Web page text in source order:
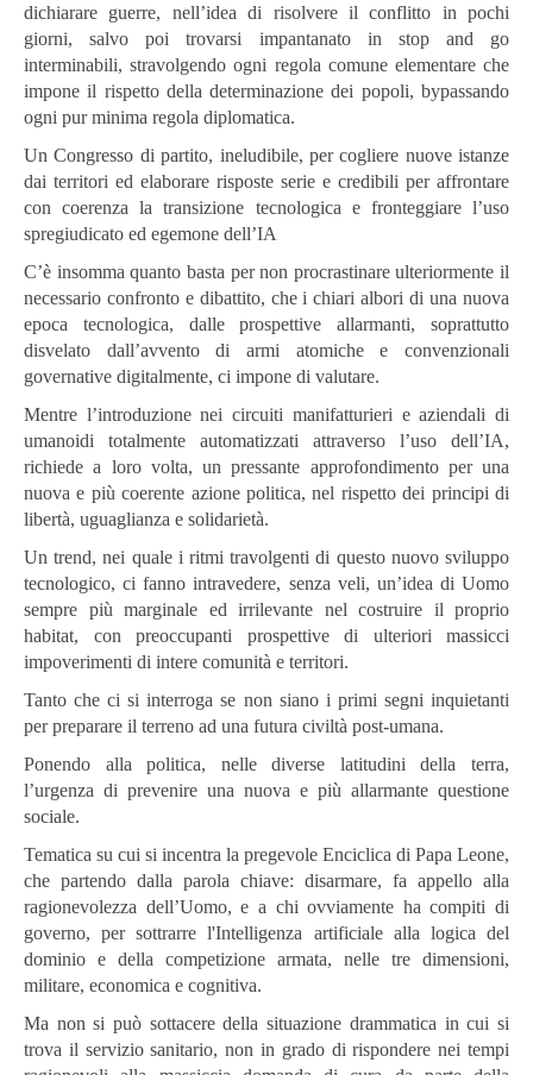
dichiarare guerre, nell’idea di risolvere il conflitto in pochi
giorni, salvo poi trovarsi impantanato in stop and go
interminabili, stravolgendo ogni regola comune elementare che
impone il rispetto della determinazione dei popoli, bypassando
ogni pur minima regola diplomatica.
Un Congresso di partito, ineludibile, per cogliere nuove istanze
dai territori ed elaborare risposte serie e credibili per affrontare
con coerenza la transizione tecnologica e fronteggiare l’uso
spregiudicato ed egemone dell’IA
C’è insomma quanto basta per non procrastinare ulteriormente il
necessario confronto e dibattito, che i chiari albori di una nuova
epoca tecnologica, dalle prospettive allarmanti, soprattutto
disvelato dall’avvento di armi atomiche e convenzionali
governative digitalmente, ci impone di valutare.
Mentre l’introduzione nei circuiti manifatturieri e aziendali di
umanoidi totalmente automatizzati attraverso l’uso dell’IA,
richiede a loro volta, un pressante approfondimento per una
nuova e più coerente azione politica, nel rispetto dei principi di
libertà, uguaglianza e solidarietà.
Un trend, nei quale i ritmi travolgenti di questo nuovo sviluppo
tecnologico, ci fanno intravedere, senza veli, un’idea di Uomo
sempre più marginale ed irrilevante nel costruire il proprio
habitat, con preoccupanti prospettive di ulteriori massicci
impoverimenti di intere comunità e territori.
Tanto che ci si interroga se non siano i primi segni inquietanti
per preparare il terreno ad una futura civiltà post-umana.
Ponendo alla politica, nelle diverse latitudini della terra,
l’urgenza di prevenire una nuova e più allarmante questione
sociale.
Tematica su cui si incentra la pregevole Enciclica di Papa Leone,
che partendo dalla parola chiave: disarmare, fa appello alla
ragionevolezza dell’Uomo, e a chi ovviamente ha compiti di
governo, per sottrarre l'Intelligenza artificiale alla logica del
dominio e della competizione armata, nelle tre dimensioni,
militare, economica e cognitiva.
Ma non si può sottacere della situazione drammatica in cui si
trova il servizio sanitario, non in grado di rispondere nei tempi